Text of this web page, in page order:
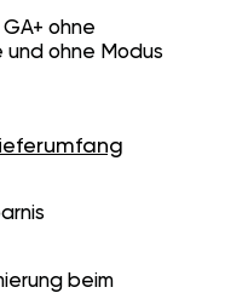
ohne
ohne Modus
beim